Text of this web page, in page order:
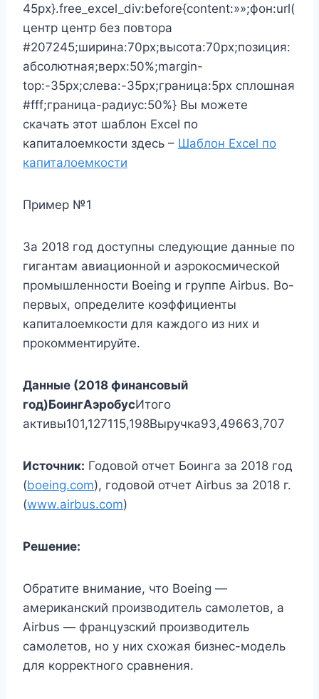
45px}.free_excel_div:before{content:»»;фон:url(
центр центр без повтора
#207245;ширина:70px;высота:70px;позиция:
абсолютная;верх:50%;margin-
top:-35px;слева:-35px;граница:5px сплошная
#fff;граница-радиус:50%} Вы можете
скачать этот шаблон Excel по
капиталоемкости здесь – Шаблон Excel по
капиталоемкости
Пример №1
За 2018 год доступны следующие данные по
гигантам авиационной и аэрокосмической
промышленности Boeing и группе Airbus. Во-
первых, определите коэффициенты
капиталоемкости для каждого из них и
прокомментируйте.
Данные (2018 финансовый
год)БоингАэробусИтого
активы101,127115,198Выручка93,49663,707
Источник: Годовой отчет Боинга за 2018 год
(boeing.com), годовой отчет Airbus за 2018 г.
(www.airbus.com)
Решение:
Обратите внимание, что Boeing —
американский производитель самолетов, а
Airbus — французский производитель
самолетов, но у них схожая бизнес-модель
для корректного сравнения.